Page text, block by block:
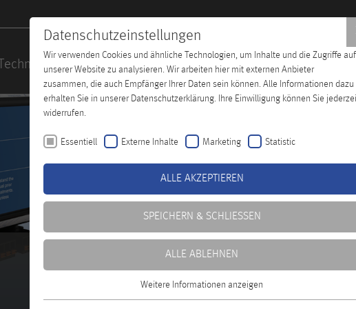
Datenschutzeinstellungen
Wir verwenden Cookies und ähnliche Technologien, um Inhalte und die Zugriffe auf
unserer Website zu analysieren. Wir arbeiten hier mit externen Anbieter
zusammen, die auch Empfänger Ihrer Daten sein können. Alle Informationen dazu
erhalten Sie in unserer Datenschutzerklärung. Ihre Einwilligung können Sie
widerrufen.
Essentiell Externe Inhalte Marketing Statistic
ALLE AKZEPTIEREN
SPEICHERN & SCHLIESSEN
ALLE ABLEHNEN
Weitere Informationen anzeigen
Technisches Training Unternehmen Distributoren Kontakt